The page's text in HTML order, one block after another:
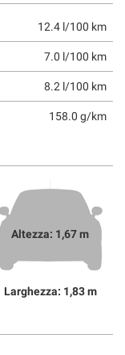
12.4 l/100 km
7.0 l/100 km
8.2 l/100 km
158.0 g/km
Altezza: 1,67 m
Larghezza: 1,83 m